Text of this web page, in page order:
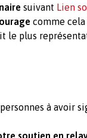
suivant Lien
comme
le plus
à avoir
soutien en